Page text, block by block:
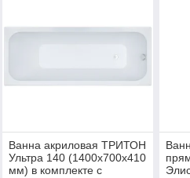
Ванна акриловая ТРИТОН
Ультра 140 (1400x700х410
мм) в комплекте с